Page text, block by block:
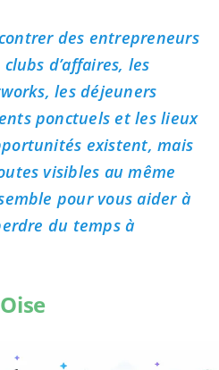
des entrepreneurs
d’affaires, les
les déjeuners
ponctuels et les lieux
existent, mais
visibles au même
pour vous aider à
du temps à